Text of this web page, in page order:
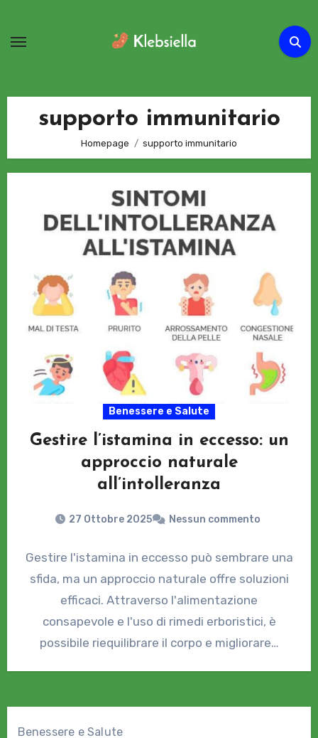
contenuto
supporto immunitario
Homepage supporto immunitario
Benessere e Salute
Gestire l’istamina in eccesso: un
approccio naturale
all’intolleranza
27 Ottobre 2025 Nessun commento
Gestire l'istamina in eccesso può sembrare una
sfida, ma un approccio naturale offre soluzioni
efficaci. Attraverso l'alimentazione
consapevole e l'uso di rimedi erboristici, è
possibile riequilibrare il corpo e migliorare…
Benessere e Salute